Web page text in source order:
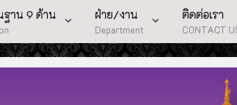
าน 9 ด้าน ฝ่าย/งาน
Department
ติดต่อเรา
CONTACT